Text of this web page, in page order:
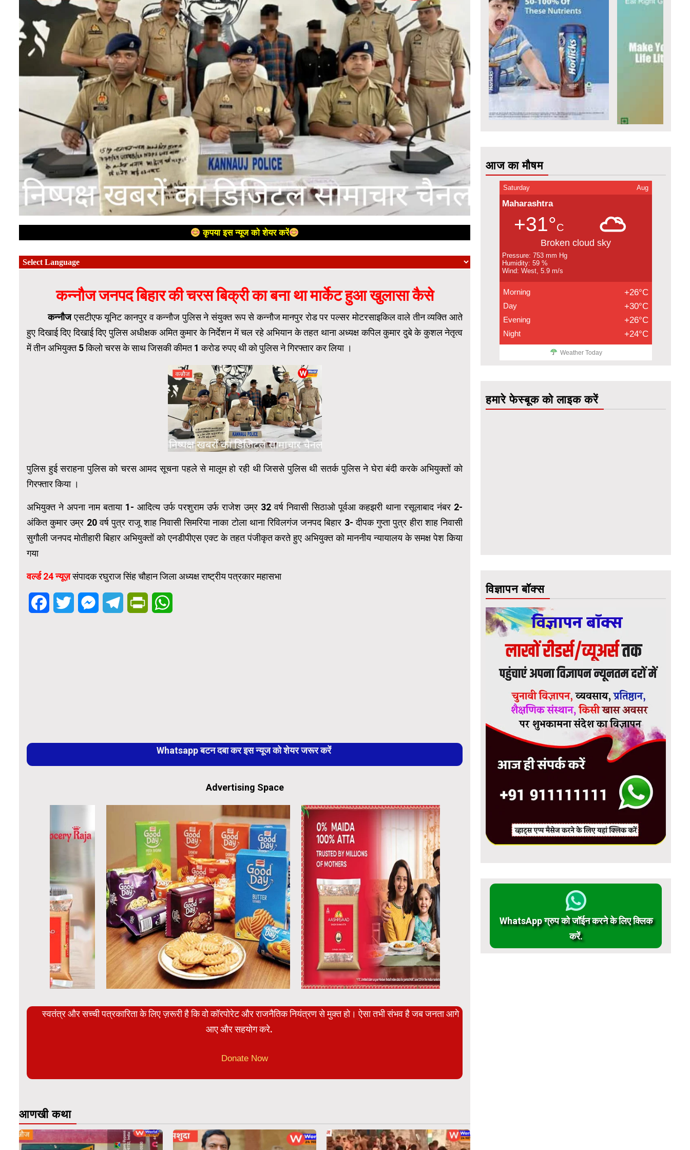
कृपया इस न्यूज को शेयर करें
कन्नौज जनपद बिहार की चरस बिक्री का बना था मार्केट हुआ खुलासा कैसे
कन्नौजएसटीएफ यूनिट कानपुर व कन्नौज पुलिस ने संयुक्त रूप से कन्नौज मानपुर रोड पर पल्सर मोटरसाइकिल वाले तीन व्यक्ति आते
हुए दिखाई दिए दिखाई दिए पुलिस अधीक्षक अमित कुमार के निर्देशन में चल रहे अभियान के तहत थाना अध्यक्ष कपिल कुमार दुबे के कुशल नेतृत्व
में तीन अभियुक्त 5 किलो चरस के साथ जिसकी कीमत 1 करोड रुपए थी को पुलिस ने गिरफ्तार कर लिया ।
पुलिस हुई सराहना पुलिस को चरस आमद सूचना पहले से मालूम हो रही थी जिससे पुलिस थी सतर्क पुलिस ने घेरा बंदी करके अभियुक्तों को
गिरफ्तार किया ।
अभियुक्त ने अपना नाम बताया 1- आदित्य उर्फ परशुराम उर्फ राजेश उम्र 32 वर्ष निवासी सिठाओ पूर्वआ कहझरी थाना रसूलाबाद नंबर 2-
अंकित कुमार उम्र 20 वर्ष पुत्र राजू शाह निवासी सिमरिया नाका टोला थाना रिविलगंज जनपद बिहार 3- दीपक गुप्ता पुत्र हीरा शाह निवासी
सुगौली जनपद मोतीहारी बिहार अभियुक्तों को एनडीपीएस एक्ट के तहत पंजीकृत करते हुए अभियुक्त को माननीय न्यायालय के समक्ष पेश किया
गया
वर्ल्ड 24 न्यूज़संपादक रघुराज सिंह चौहान जिला अध्यक्ष राष्ट्रीय पत्रकार महासभा
FacebookTwitter MessengerTelegramPrintFriendly
Whatsapp बटन दबा कर इस न्यूज को शेयर जरूर करें
Advertising Space
स्वतंत्र और सच्ची पत्रकारिता के लिए ज़रूरी है कि वो कॉरपोरेट और राजनैतिक नियंत्रण से मुक्त हो। ऐसा तभी संभव है जब जनता आगे
आए और सहयोग करे.
Donate Now
आणखी कथा
आज का मौषम
Saturday Aug
Maharashtra
+31°C
Broken cloud sky
Pressure: 753 mm Hg
Humidity: 59 %
Wind: West, 5.9 m/s
Morning +26°C
Day +30°C
Evening +26°C
Night +24°C
Weather Today
हमारे फेस्बूक को लाइक करें
विज्ञापन बॉक्स
WhatsApp ग्रुप को जॉईन करने के लिए क्लिक
करें.